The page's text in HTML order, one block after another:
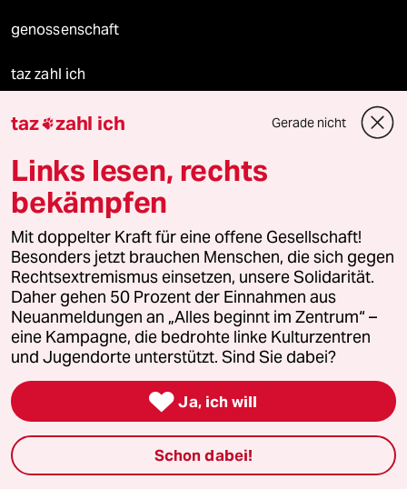
genossenschaft
taz zahl ich
recherchefonds ausland
panterstiftung
panterpreis 2026
Podcast
bundestalk
fernverbindung
klima update°
Mauerecho
taz zahl ich Gerade nicht
Links lesen, rechts
bekämpfen
Mit doppelter Kraft für eine offene Gesellschaft!
Besonders jetzt brauchen Menschen, die sich gegen
Rechtsextremismus einsetzen, unsere Solidarität.
Daher gehen 50 Prozent der Einnahmen aus
Neuanmeldungen an „Alles beginnt im Zentrum“ –
eine Kampagne, die bedrohte linke Kulturzentren
und Jugendorte unterstützt. Sind Sie dabei?
 Ja, ich will
Schon dabei!